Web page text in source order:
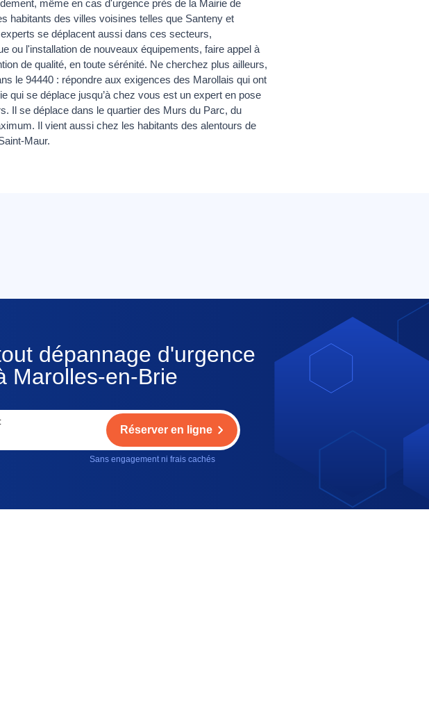
même en cas d'urgence près de la Mairie de
habitants des villes voisines telles que Santeny et
se déplacent aussi dans ces secteurs,
ou l'installation de nouveaux équipements, faire appel à
de qualité, en toute sérénité. Ne cherchez plus ailleurs,
le 94440 : répondre aux exigences des Marollais qui ont
qui se déplace jusqu’à chez vous est un expert en pose
Il se déplace dans le quartier des Murs du Parc, du
Il vient aussi chez les habitants des alentours de
Maur.
dépannage d'urgence
Marolles-en-Brie
Réserver en ligne
Sans engagement ni frais cachés